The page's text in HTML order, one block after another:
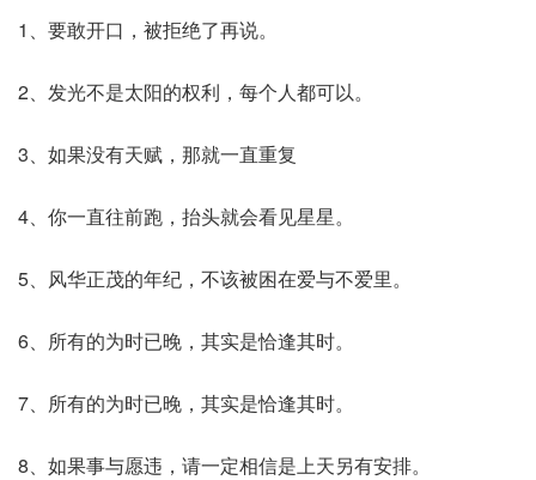
1、要敢开口，被拒绝了再说。
2、发光不是太阳的权利，每个人都可以。
3、如果没有天赋，那就一直重复
4、你一直往前跑，抬头就会看见星星。
5、风华正茂的年纪，不该被困在爱与不爱里。
6、所有的为时已晚，其实是恰逢其时。
7、所有的为时已晚，其实是恰逢其时。
8、如果事与愿违，请一定相信是上天另有安排。